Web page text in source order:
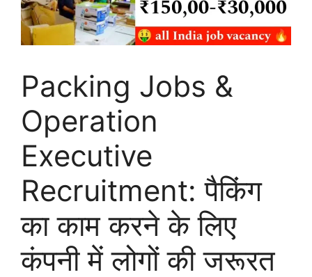
Packing Jobs &
Operation
Executive
Recruitment: पैकिंग
का काम करने के लिए
कंपनी में लोगों की जरूरत